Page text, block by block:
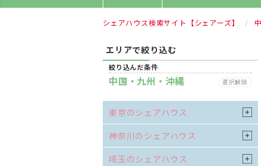
シェアハウス検索サイト【シェアーズ】
エリアで絞り込む
絞り込んだ条件
中国・九州・沖縄 選択解除
東京のシェアハウス
神奈川のシェアハウス
埼玉のシェアハウス